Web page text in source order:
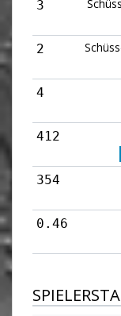
3
2
4
412
354
0.46